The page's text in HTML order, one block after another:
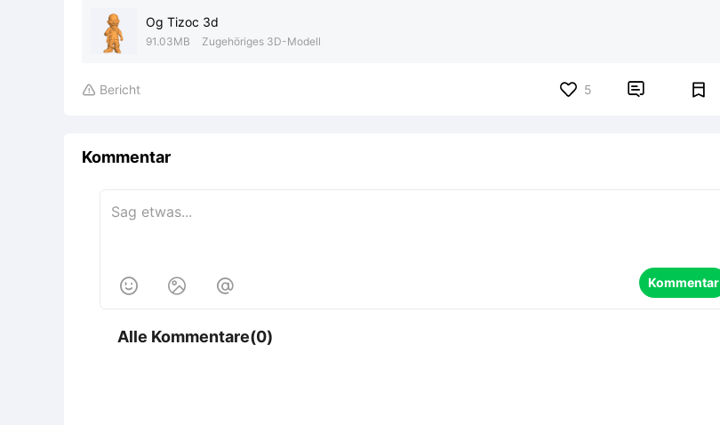
Og Tizoc 3d
91.03MB Zugehöriges 3D-Modell
 Bericht 5 
Kommentar
   Kommentar
Alle Kommentare(0)